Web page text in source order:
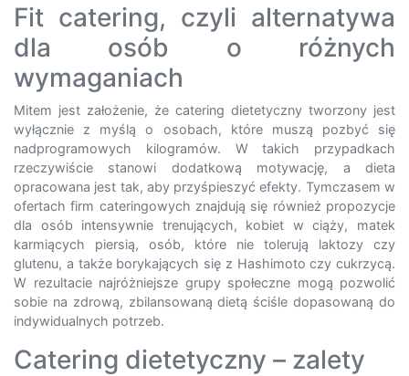
Fit catering, czyli alternatywa
dla osób o różnych
wymaganiach
Mitem jest założenie, że catering dietetyczny tworzony jest
wyłącznie z myślą o osobach, które muszą pozbyć się
nadprogramowych kilogramów. W takich przypadkach
rzeczywiście stanowi dodatkową motywację, a dieta
opracowana jest tak, aby przyśpieszyć efekty. Tymczasem w
ofertach firm cateringowych znajdują się również propozycje
dla osób intensywnie trenujących, kobiet w ciąży, matek
karmiących piersią, osób, które nie tolerują laktozy czy
glutenu, a także borykających się z Hashimoto czy cukrzycą.
W rezultacie najróżniejsze grupy społeczne mogą pozwolić
sobie na zdrową, zbilansowaną dietą ściśle dopasowaną do
indywidualnych potrzeb.
Catering dietetyczny – zalety